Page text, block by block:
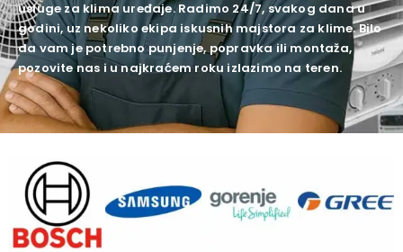
usluge za klima uređaje. Radimo 24/7, svakog dana u
godini, uz nekoliko ekipa iskusnih majstora za klime. Bilo
da vam je potrebno punjenje, popravka ili montaža,
pozovite nas i u najkraćem roku izlazimo na teren.